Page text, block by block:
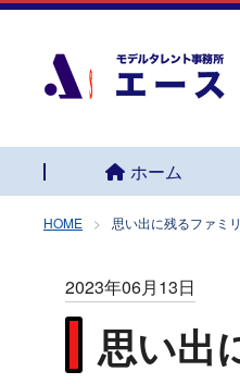
ホーム
HOME 思い出に残るファミ
2023年06月13日
思い出